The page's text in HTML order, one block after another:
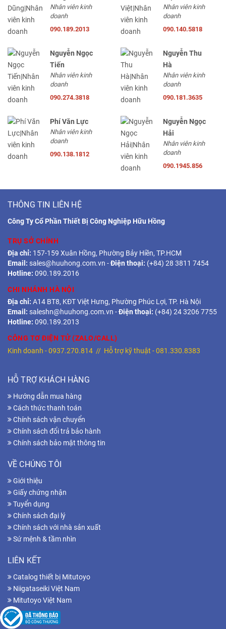
Nhân viên kinh
doanh
090.189.2013
Nhân viên kinh
doanh
090.140.5818
Nguyễn Ngọc
Tiến
Nhân viên kinh
doanh
090.274.3818
Nguyễn Thu
Hà
Nhân viên kinh
doanh
090.181.3635
Phí Văn Lực
Nhân viên kinh
doanh
090.138.1812
Nguyễn Ngọc
Hải
Nhân viên kinh
doanh
090.1945.856
THÔNG TIN LIÊN HỆ
Công Ty Cổ Phần Thiết Bị Công Nghiệp Hữu Hồng
TRỤ SỞ CHÍNH
Địa chỉ: 157-159 Xuân Hồng, Phường Bảy Hiền, TP.HCM
Email: sales@huuhong.com.vn -Điện thoại: (+84) 28 3811 7454
Hotline: 090.189.2016
CHI NHÁNH HÀ NỘI
Địa chỉ: A14 BT8, KĐT Việt Hưng, Phường Phúc Lợi, TP. Hà Nội
Email: saleshn@huuhong.com.vn -Điện thoại: (+84) 24 3206 7755
Hotline: 090.189.2013
CÔNG TƠ ĐIỆN TỬ (ZALO/CALL)
Kinh doanh -0937.270.814 // Hỗ trợ kỹ thuật -081.330.8383
HỖ TRỢ KHÁCH HÀNG
Hướng dẫn mua hàng
Cách thức thanh toán
Chính sách vận chuyển
Chính sách đổi trả bảo hành
Chính sách bảo mật thông tin
VỀ CHÚNG TÔI
Giới thiệu
Giấy chứng nhận
Tuyển dụng
Chính sách đại lý
Chính sách với nhà sản xuất
Sứ mệnh & tầm nhìn
LIÊN KẾT
Catalog thiết bị Mitutoyo
Niigataseiki Việt Nam
Mitutoyo Việt Nam